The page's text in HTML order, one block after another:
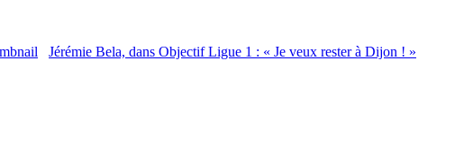
Jérémie Bela, dans Objectif Ligue 1 : « Je veux rester à Dijon ! »